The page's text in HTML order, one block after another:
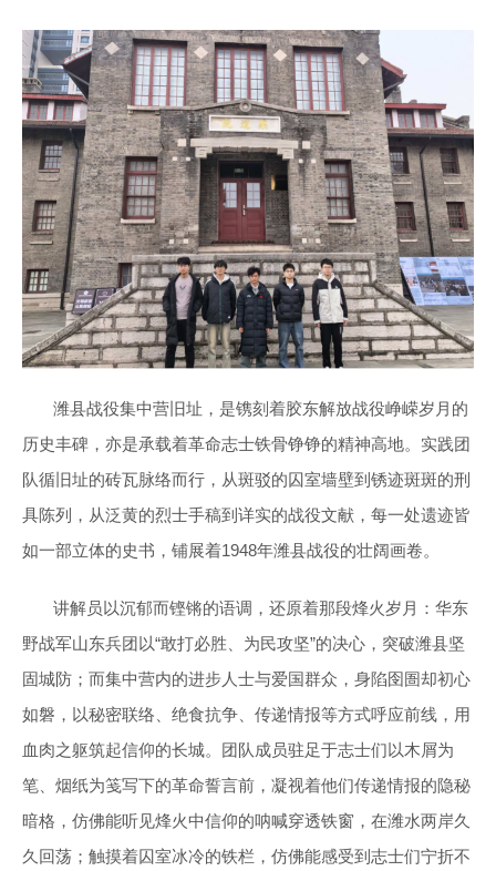
潍县战役集中营旧址，是镌刻着胶东解放战役峥嵘岁月的
历史丰碑，亦是承载着革命志士铁骨铮铮的精神高地。实践团
队循旧址的砖瓦脉络而行，从斑驳的囚室墙壁到锈迹斑斑的刑
具陈列，从泛黄的烈士手稿到详实的战役文献，每一处遗迹皆
如一部立体的史书，铺展着1948年潍县战役的壮阔画卷。
讲解员以沉郁而铿锵的语调，还原着那段烽火岁月：华东
野战军山东兵团以“敢打必胜、为民攻坚”的决心，突破潍县坚
固城防；而集中营内的进步人士与爱国群众，身陷囹圄却初心
如磐，以秘密联络、绝食抗争、传递情报等方式呼应前线，用
血肉之躯筑起信仰的长城。团队成员驻足于志士们以木屑为
笔、烟纸为笺写下的革命誓言前，凝视着他们传递情报的隐秘
暗格，仿佛能听见烽火中信仰的呐喊穿透铁窗，在潍水两岸久
久回荡；触摸着囚室冰冷的铁栏，仿佛能感受到志士们宁折不